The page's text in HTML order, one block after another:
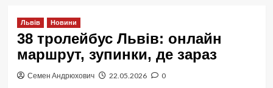
Львів Новини
38 тролейбус Львів: онлайн
маршрут, зупинки, де зараз
Семен Андрюхович 22.05.2026 0